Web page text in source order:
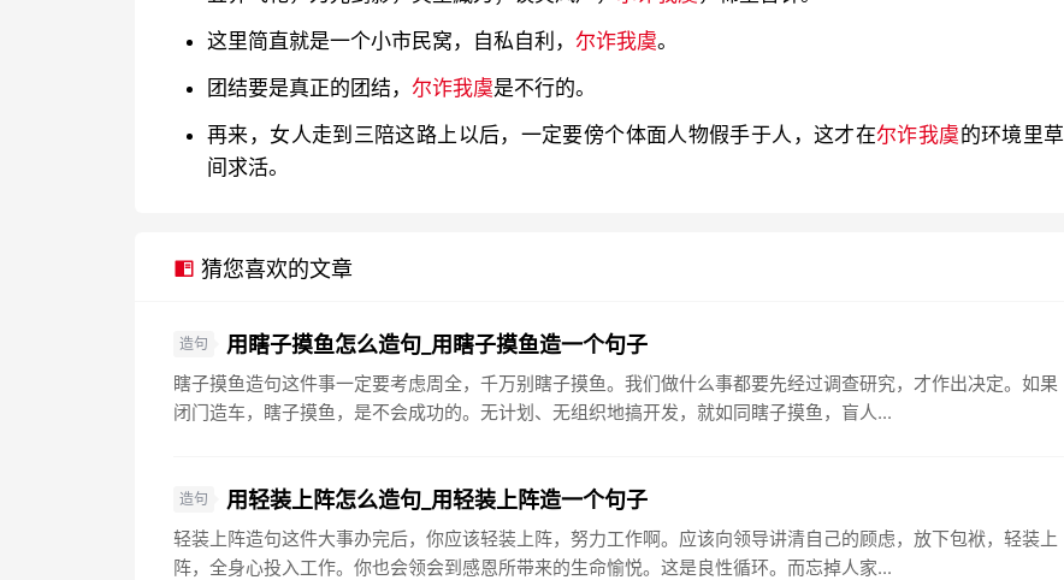
这里简直就是一个小市民窝，自私自利， 尔诈我虞。
团结要是真正的团结， 尔诈我虞是不行的。
再来，女人走到三陪这路上以后，一定要傍个体面人物假手于人，这才在尔诈我虞的环境里草
间求活。
猜您喜欢的文章
造句 用瞎子摸鱼怎么造句_用瞎子摸鱼造一个句子
瞎子摸鱼造句这件事一定要考虑周全，千万别瞎子摸鱼。我们做什么事都要先经过调查研究，才作出决定。如果
闭门造车，瞎子摸鱼，是不会成功的。无计划、无组织地搞开发，就如同瞎子摸鱼，盲人...
造句 用轻装上阵怎么造句_用轻装上阵造一个句子
轻装上阵造句这件大事办完后，你应该轻装上阵，努力工作啊。应该向领导讲清自己的顾虑，放下包袱，轻装上
阵，全身心投入工作。你也会领会到感恩所带来的生命愉悦。这是良性循环。而忘掉人家...